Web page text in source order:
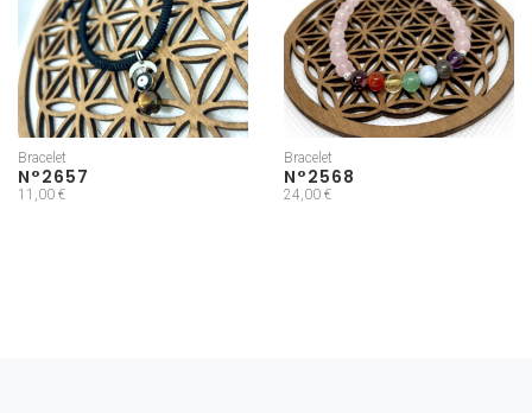
Bracelet
N°2657
11,00 €
Bracelet
N°2568
24,00 €